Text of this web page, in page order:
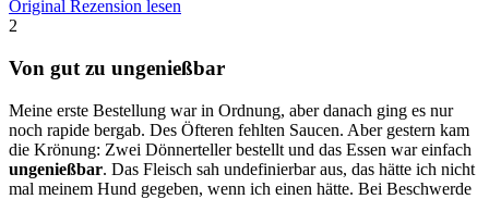
Original Rezension lesen
2
Von gut zu ungenießbar
Meine erste Bestellung war in Ordnung, aber danach ging es nur
noch rapide bergab. Des Öfteren fehlten Saucen. Aber gestern kam
die Krönung: Zwei Dönnerteller bestellt und das Essen war einfach
ungenießbar. Das Fleisch sah undefinierbar aus, das hätte ich nicht
mal meinem Hund gegeben, wenn ich einen hätte. Bei Beschwerde